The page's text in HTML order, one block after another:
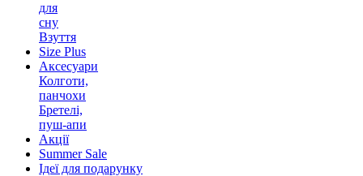
для
сну
Взуття
Size Plus
Аксесуари
Колготи,
панчохи
Бретелі,
пуш-апи
Акції
Summer Sale
Ідеї для подарунку